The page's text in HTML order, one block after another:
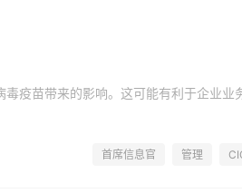
疫苗带来的影响。这可能有利于企业业
首席信息官 管理